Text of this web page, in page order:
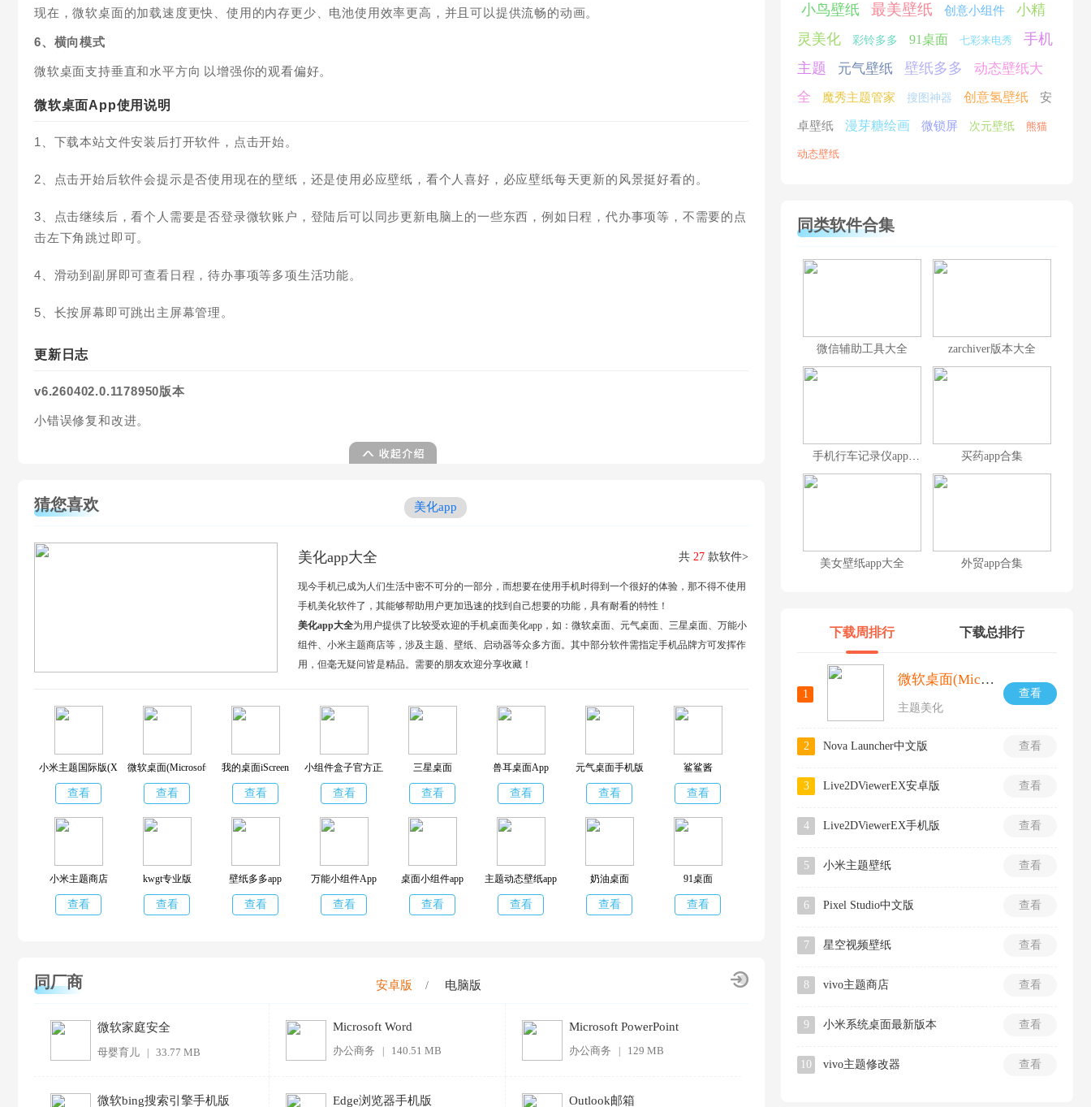
现在，微软桌面的加载速度更快、使用的内存更少、电池使用效率更高，并且可以提供流畅的动画。
6、横向模式
微软桌面支持垂直和水平方向 以增强你的观看偏好。
微软桌面App使用说明
1、下载本站文件安装后打开软件，点击开始。
2、点击开始后软件会提示是否使用现在的壁纸，还是使用必应壁纸，看个人喜好，必应壁纸每天更新的风景挺好看的。
3、点击继续后，看个人需要是否登录微软账户，登陆后可以同步更新电脑上的一些东西，例如日程，代办事项等，不需要的点
击左下角跳过即可。
4、滑动到副屏即可查看日程，待办事项等多项生活功能。
5、长按屏幕即可跳出主屏幕管理。
更新日志
v6.260402.0.1178950版本
小错误修复和改进。
猜您喜欢 美化app
美化app大全 共 27 款软件>
现今手机已成为人们生活中密不可分的一部分，而想要在使用手机时得到一个很好的体验，那不得不使用
手机美化软件了，其能够帮助用户更加迅速的找到自己想要的功能，具有耐看的特性！
美化app大全为用户提供了比较受欢迎的手机桌面美化app，如：微软桌面、元气桌面、三星桌面、万能小
组件、小米主题商店等，涉及主题、壁纸、启动器等众多方面。其中部分软件需指定手机品牌方可发挥作
用，但毫无疑问皆是精品。需要的朋友欢迎分享收藏！
小米主题国际版(Xiaomi Themes)
查看
微软桌面(Microsoft Launcher)
查看
我的桌面iScreen
查看
小组件盒子官方正版
查看
三星桌面
查看
兽耳桌面App
查看
元气桌面手机版
查看
鲨鲨酱
查看
小米主题商店
查看
kwgt专业版
查看
壁纸多多app
查看
万能小组件App
查看
桌面小组件app
查看
主题动态壁纸app
查看
奶油桌面
查看
91桌面
查看
同厂商 安卓版 / 电脑版
微软家庭安全
母婴育儿 | 33.77 MB
Microsoft Word
办公商务 | 140.51 MB
Microsoft PowerPoint
办公商务 | 129 MB
微软bing搜索引擎手机版 Edge浏览器手机版 Outlook邮箱
小鸟壁纸 最美壁纸 创意小组件
小精
灵美化
彩铃多多 91桌面 七彩来电秀
手机
主题
元气壁纸 壁纸多多
动态壁纸大
全
魔秀主题管家 搜图神器 创意氢壁纸 安
卓壁纸 漫芽糖绘画 微锁屏 次元壁纸 熊猫
动态壁纸
同类软件合集
微信辅助工具大全 zarchiver版本大全
手机行车记录仪app大全 买药app合集
美女壁纸app大全 外贸app合集
下载周排行 下载总排行
1 查看
微软桌面(Microsoft Launcher)
主题美化
2 查看
Nova Launcher中文版
3 查看
Live2DViewerEX安卓版
4 查看
Live2DViewerEX手机版
5 查看
小米主题壁纸
6 查看
Pixel Studio中文版
7 查看
星空视频壁纸
8 查看
vivo主题商店
9 查看
小米系统桌面最新版本
10 查看
vivo主题修改器